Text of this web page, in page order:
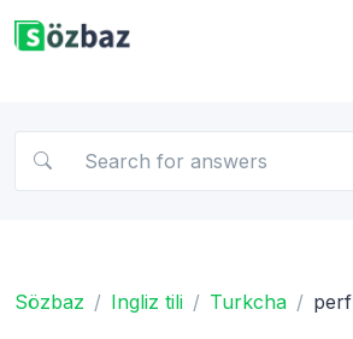
Sözbaz Ingliz tili Turkcha